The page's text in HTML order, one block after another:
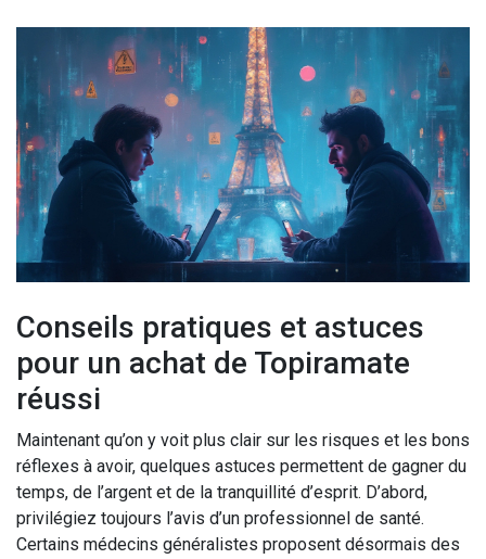
Conseils pratiques et astuces
pour un achat de Topiramate
réussi
Maintenant qu’on y voit plus clair sur les risques et les bons
réflexes à avoir, quelques astuces permettent de gagner du
temps, de l’argent et de la tranquillité d’esprit. D’abord,
privilégiez toujours l’avis d’un professionnel de santé.
Certains médecins généralistes proposent désormais des